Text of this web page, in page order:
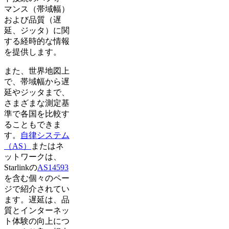
マンス（帯域幅）
および品質（遅
延、ジッタ）に関
する経時的な情報
を提供します。
また、世界地図上
で、帯域幅から遅
延やジッタまで、
さまざまな測定基
準で各国を比較す
ることもできま
す。
自律システム
（AS）
またはネ
ットワークは、
StarlinkのAS14593
を含む個々のペー
ジで紹介されてい
ます。遅延は、品
質とインターネッ
ト体験の向上につ